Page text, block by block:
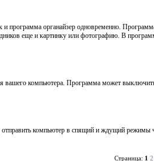
программа органайзер одновременно.
еще и картинку или фотографию. В
вашего компьютера. Программа может
компьютер в спящий и ждущий режимы
Страница: 1 2